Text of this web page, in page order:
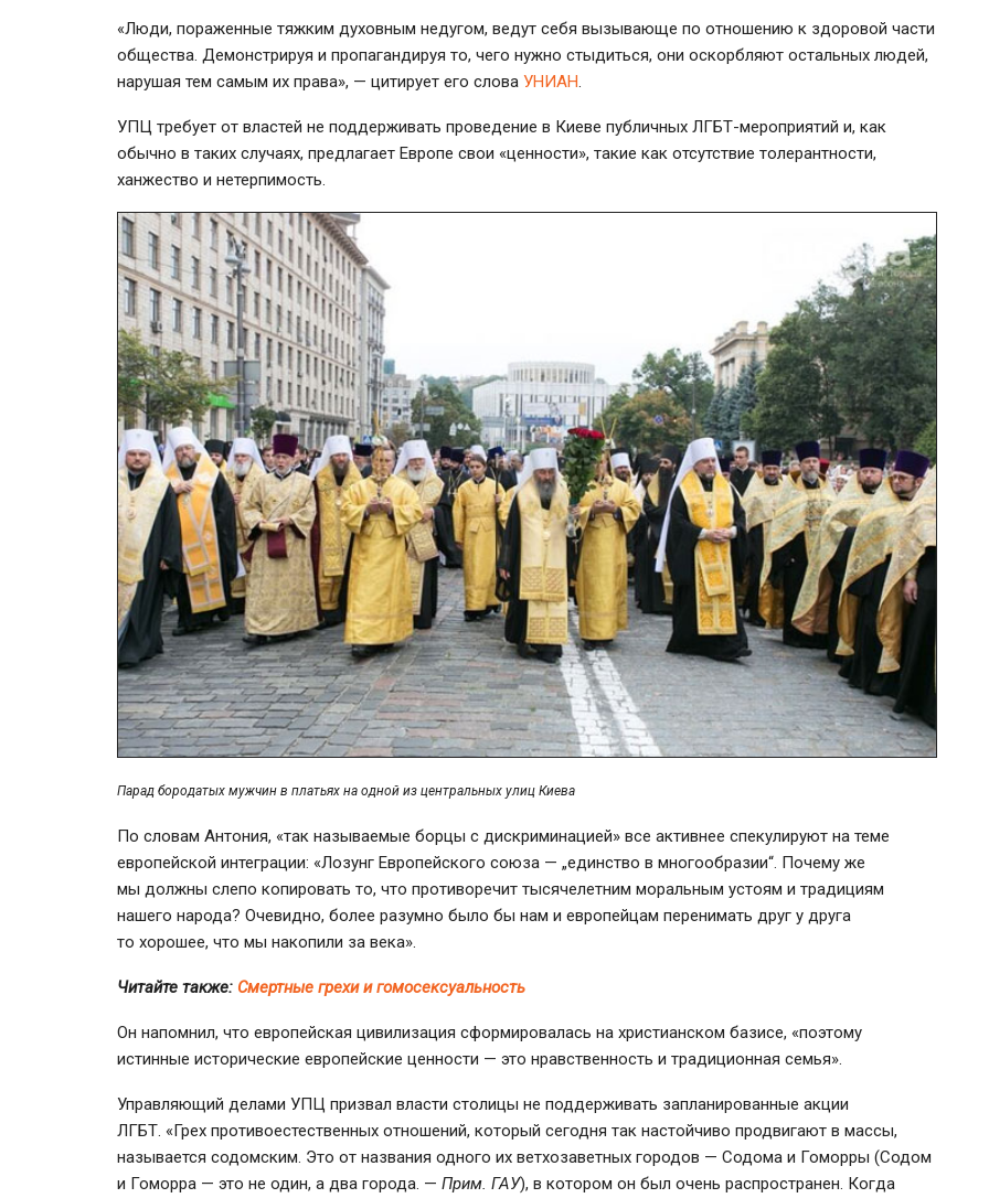
«Люди, пораженные тяжким духовным недугом, ведут себя вызывающе по отношению к здоровой части
общества. Демонстрируя и пропагандируя то, чего нужно стыдиться, они оскорбляют остальных людей,
нарушая тем самым их права», — цитирует его слова УНИАН
УПЦ требует от властей не поддерживать проведение в Киеве публичных ЛГБТ-мероприятий и, как
обычно в таких случаях, предлагает Европе свои «ценности», такие как отсутствие толерантности,
ханжество и нетерпимость.
Парад бородатых мужчин в платьях на одной из центральных улиц Киева
По словам Антония, «так называемые борцы с дискриминацией» все активнее спекулируют на теме
европейской интеграции: «Лозунг Европейского союза — „единство в многообразии“. Почему же
мы должны слепо копировать то, что противоречит тысячелетним моральным устоям и традициям
нашего народа? Очевидно, более разумно было бы нам и европейцам перенимать друг у друга
то хорошее, что мы накопили за века».
Читайте также: Смертные грехи и гомосексуальность
Он напомнил, что европейская цивилизация сформировалась на христианском базисе, «поэтому
истинные исторические европейские ценности — это нравственность и традиционная семья».
Управляющий делами УПЦ призвал власти столицы не поддерживать запланированные акции
ЛГБТ. «Грех противоестественных отношений, который сегодня так настойчиво продвигают в массы,
называется содомским. Это от названия одного их ветхозаветных городов — Содома и Гоморры (Содом
и Гоморра — это не один, а два города. — Прим. ГАУ), в котором он был очень распространен. Когда